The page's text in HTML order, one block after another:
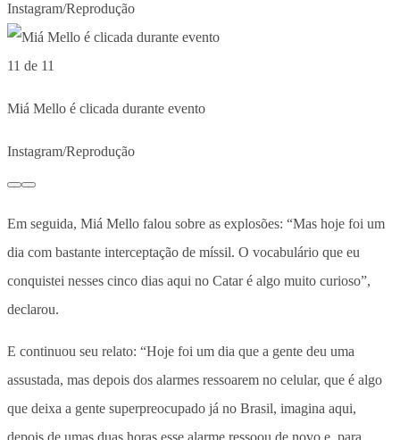
Instagram/Reprodução
11 de 11
Miá Mello é clicada durante evento
Instagram/Reprodução
Em seguida, Miá Mello falou sobre as explosões: “Mas hoje foi um
dia com bastante interceptação de míssil. O vocabulário que eu
conquistei nesses cinco dias aqui no Catar é algo muito curioso”,
declarou.
E continuou seu relato: “Hoje foi um dia que a gente deu uma
assustada, mas depois dos alarmes ressoarem no celular, que é algo
que deixa a gente superpreocupado já no Brasil, imagina aqui,
depois de umas duas horas esse alarme ressoou de novo e, para